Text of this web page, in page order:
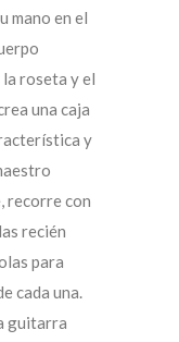
mano en el
roseta y el
una caja
y
recorre con
recién
para
cada una.
guitarra